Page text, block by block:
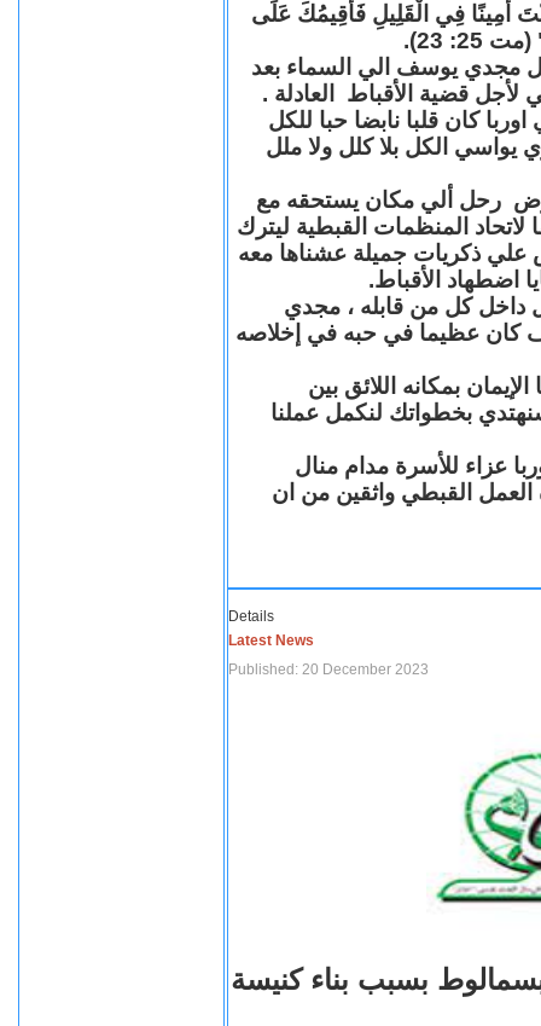
أَمِينًا فِي الْقَلِيلِ فَأُقِيمُكَ عَلَى
23).
مجدي يوسف الي السماء بعد
قضية الأقباط العادلة .
كان قلبا نابضا حبا للكل
يواسي الكل بلا كلل ولا ملل
رحل ألي مكان يستحقه مع
المنظمات القبطية ليترك
علي ذكريات جميلة عشناها معه
اضطهاد الأقباط.
داخل كل من قابله ، مجدي
عظيما في حبه في إخلاصه
بمكانه اللائق بين
بخطواتك لنكمل عملنا
عزاء للأسرة مدام منال
العمل القبطي واثقين من ان
Details
Latest News
Published: 20 December 2023
بسبب بناء كنيسة